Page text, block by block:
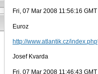
Fri, 07 Mar 2008 11:56:16 GMT
Euroz
http://www.atlantik.cz/index.php
Josef Kvarda
Fri, 07 Mar 2008 11:46:43 GMT